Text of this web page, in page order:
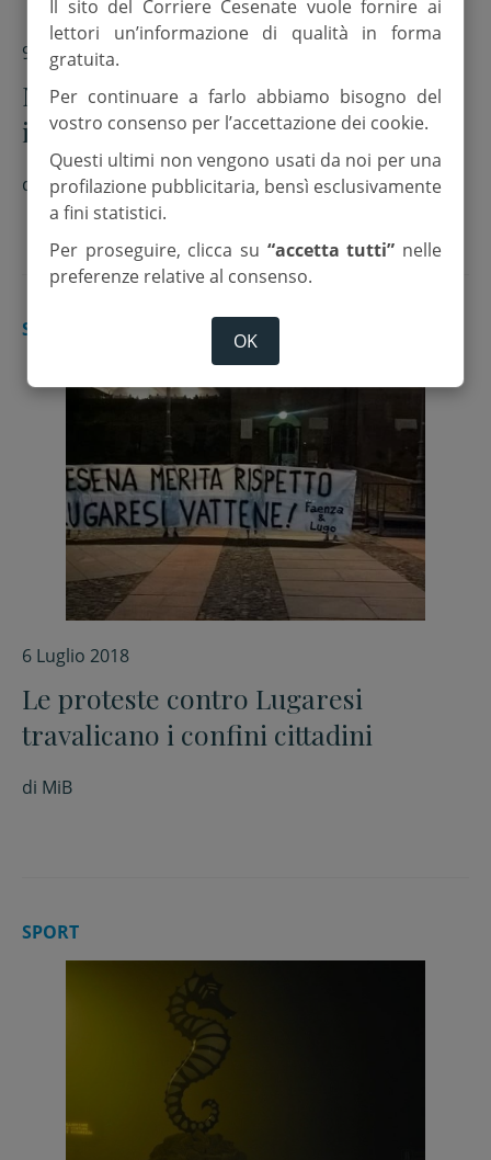
9 Luglio 2018
Nicolò Baldini si laurea campione
italiano di beach tennis
di Redazione
SPORT
6 Luglio 2018
Le proteste contro Lugaresi
travalicano i confini cittadini
di MiB
SPORT
Il sito del Corriere Cesenate vuole fornire ai
lettori un’informazione di qualità in forma
gratuita.
Per continuare a farlo abbiamo bisogno del
vostro consenso per l’accettazione dei cookie.
Questi ultimi non vengono usati da noi per una
profilazione pubblicitaria, bensì esclusivamente
a fini statistici.
Per proseguire, clicca su “accetta tutti” nelle
preferenze relative al consenso.
OK